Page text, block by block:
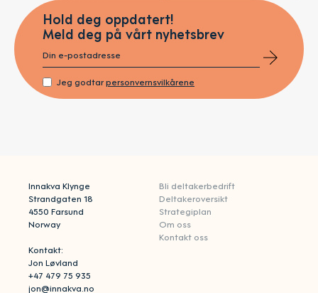
Hold deg oppdatert!
Meld deg på vårt nyhetsbrev
Jeg godtarpersonvernsvilkårene
Innakva Klynge
Strandgaten 18
4550 Farsund
Norway
Kontakt:
Jon Løvland
+47 479 75 935
jon@innakva.no
Bli deltakerbedrift
Deltakeroversikt
Strategiplan
Om oss
Kontakt oss